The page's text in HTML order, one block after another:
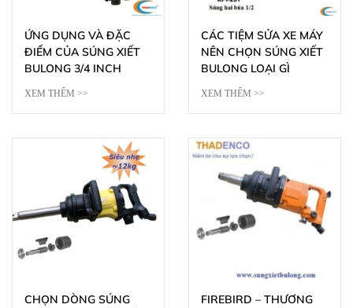
ỨNG DỤNG VÀ ĐẶC
ĐIỂM CỦA SÚNG XIẾT
BULONG 3/4 INCH
XEM THÊM >>
CÁC TIỆM SỬA XE MÁY
NÊN CHỌN SÚNG XIẾT
BULONG LOẠI GÌ
XEM THÊM >>
CHỌN DÒNG SÚNG
FIREBIRD – THƯƠNG